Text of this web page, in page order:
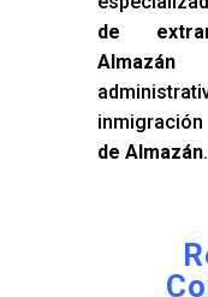
de
Almazány
de Almazán.